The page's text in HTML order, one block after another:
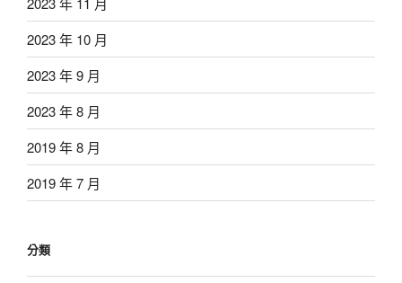
2023 年 10 月
2023 年 9 月
2023 年 8 月
2019 年 8 月
2019 年 7 月
分類